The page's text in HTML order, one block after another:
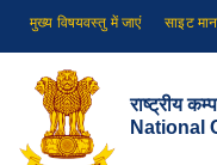
मुख्य विषयवस्तु में जाएं साइट
राष्ट्रीय
National